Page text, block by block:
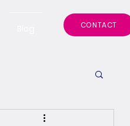
CONTACT